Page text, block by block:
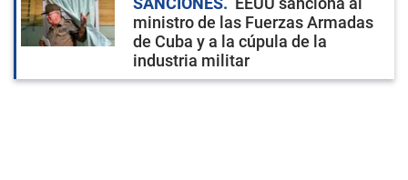
ministro de las Fuerzas Armadas
de Cuba y a la cúpula de la
industria militar